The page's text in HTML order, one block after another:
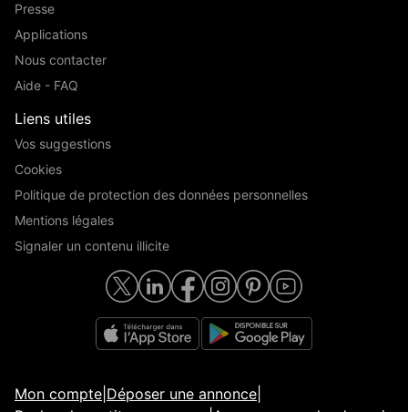
Presse
Applications
Nous contacter
Aide - FAQ
Liens utiles
Vos suggestions
Cookies
Politique de protection des données personnelles
Mentions légales
Signaler un contenu illicite
Mon compte Déposer une annonce